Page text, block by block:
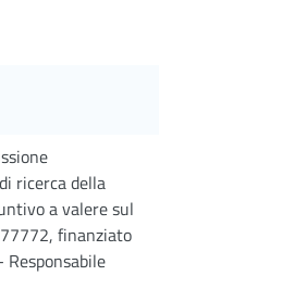
ricerca della
a valere sul
finanziato